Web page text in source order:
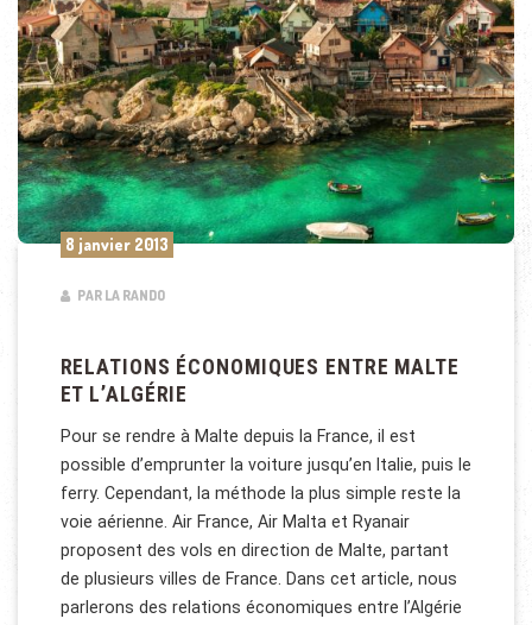
8 janvier 2013
PAR LA RANDO
RELATIONS ÉCONOMIQUES ENTRE MALTE
ET L’ALGÉRIE
Pour se rendre à Malte depuis la France, il est
possible d’emprunter la voiture jusqu’en Italie, puis le
ferry. Cependant, la méthode la plus simple reste la
voie aérienne. Air France, Air Malta et Ryanair
proposent des vols en direction de Malte, partant
de plusieurs villes de France. Dans cet article, nous
parlerons des relations économiques entre l’Algérie